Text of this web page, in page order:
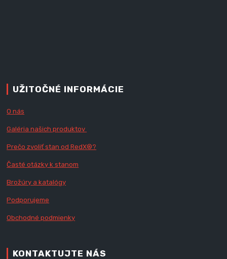
UŽITOČNÉ INFORMÁCIE
O nás
Galéria našich produktov
Prečo zvoliť stan od RedX®?
Časté otázky k stanom
Brožúry a katalógy
Podporujeme
Obchodné podmienky
KONTAKTUJTE NÁS